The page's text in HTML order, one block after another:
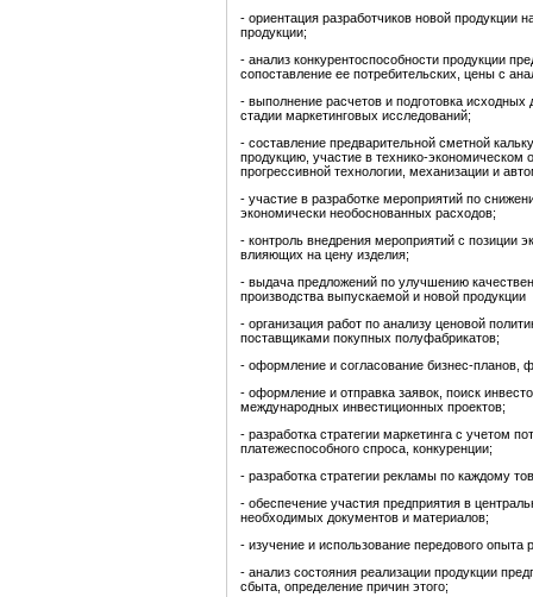
- ориентация разработчиков новой продукции
продукции;
- анализ конкурентоспособности продукции
сопоставление ее потребительских, цены с
- выполнение расчетов и подготовка
стадии маркетинговых исследований;
- составление предварительной сметной
продукцию, участие в технико-экономическом
прогрессивной технологии, механизации и
- участие в разработке мероприятий по
экономически необоснованных расходов;
- контроль внедрения мероприятий с позиции
влияющих на цену изделия;
- выдача предложений по улучшению
производства выпускаемой и новой продукции
- организация работ по анализу ценовой
поставщиками покупных полуфабрикатов;
- оформление и согласование бизнес-планов,
- оформление и отправка заявок, поиск
международных инвестиционных проектов;
- разработка стратегии маркетинга с учетом
платежеспособного спроса, конкуренции;
- разработка стратегии рекламы по каждому
- обеспечение участия предприятия в
необходимых документов и материалов;
- изучение и использование передового
- анализ состояния реализации продукции
сбыта, определение причин этого;